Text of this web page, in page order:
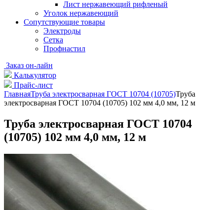
Лист нержавеющий рифленый
Уголок нержавеющий
Cопутствующие товары
Электроды
Сетка
Профнастил
Заказ он-лайн
Калькулятор
Прайс-лист
ГлавнаяТруба электросварная ГОСТ 10704 (10705)Труба
электросварная ГОСТ 10704 (10705) 102 мм 4,0 мм, 12 м
Труба электросварная ГОСТ 10704
(10705) 102 мм 4,0 мм, 12 м